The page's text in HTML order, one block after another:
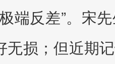
端反差”。宋
损；但近期